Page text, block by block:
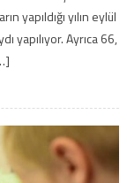
yapıldığı yılın eylül
yapılıyor. Ayrıca 66,